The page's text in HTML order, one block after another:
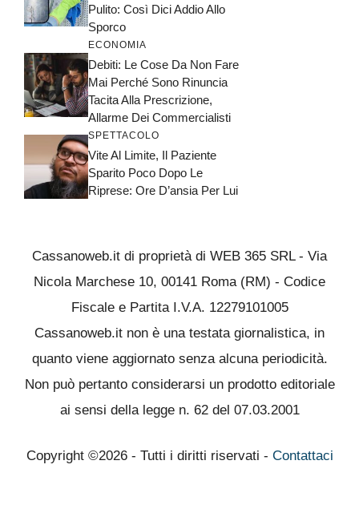
Pulito: Così Dici Addio Allo
Sporco
ECONOMIA
Debiti: Le Cose Da Non Fare
Mai Perché Sono Rinuncia
Tacita Alla Prescrizione,
Allarme Dei Commercialisti
SPETTACOLO
Vite Al Limite, Il Paziente
Sparito Poco Dopo Le
Riprese: Ore D’ansia Per Lui
Cassanoweb.it di proprietà di WEB 365 SRL - Via
Nicola Marchese 10, 00141 Roma (RM) - Codice
Fiscale e Partita I.V.A. 12279101005
Cassanoweb.it non è una testata giornalistica, in
quanto viene aggiornato senza alcuna periodicità.
Non può pertanto considerarsi un prodotto editoriale
ai sensi della legge n. 62 del 07.03.2001
Copyright ©2026 - Tutti i diritti riservati - Contattaci